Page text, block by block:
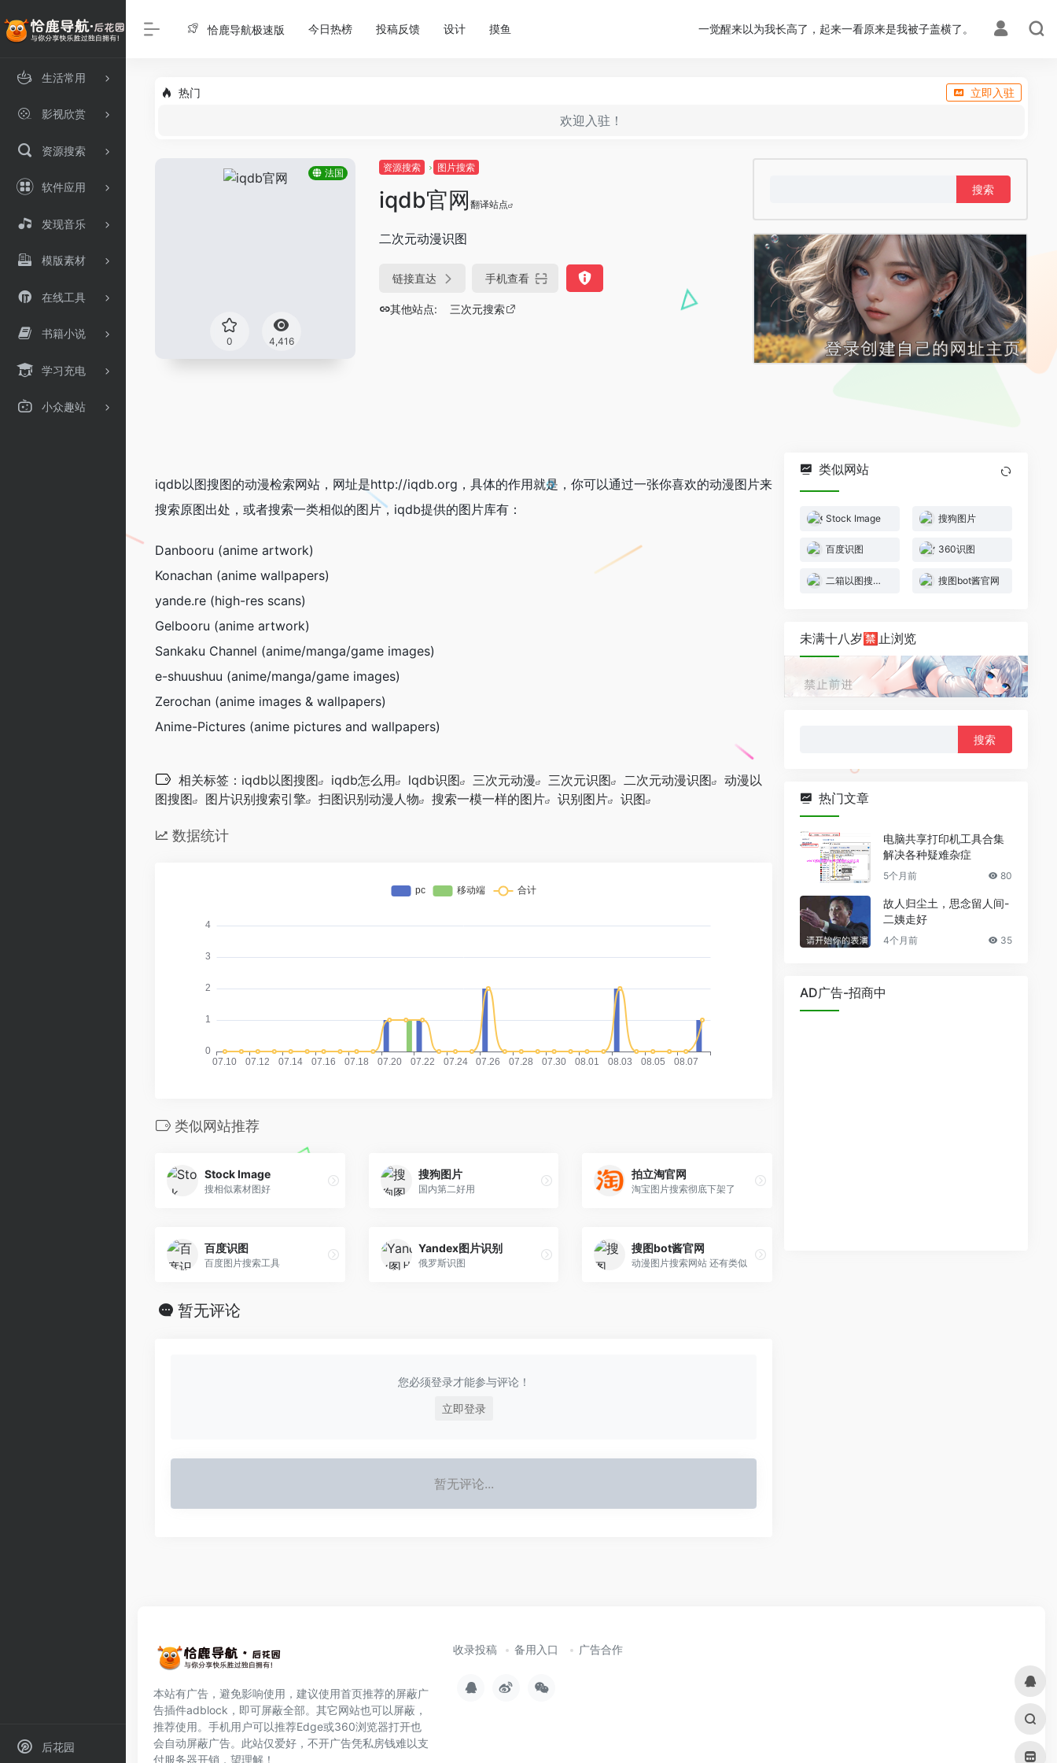
生活常用
影视欣赏
资源搜索
软件应用
发现音乐
模版素材
在线工具
书籍小说
学习充电
小众趣站
后花园
恰鹿导航极速版 今日热榜 投稿反馈 设计 摸鱼 一觉醒来以为我长高了，起来一看原来是我被子盖横了。
热门 立即入驻
欢迎入驻！
法国
0 4,416
资源搜索 图片搜索
iqdb官网 翻译站点
二次元动漫识图
链接直达 手机查看
其他站点: 三次元搜索
iqdb以图搜图的动漫检索网站，网址是http://iqdb.org，具体的作用就是，你可以通过一张你喜欢的动漫图片来
搜索原图出处，或者搜索一类相似的图片，iqdb提供的图片库有：
Danbooru (anime artwork)
Konachan (anime wallpapers)
yande.re (high-res scans)
Gelbooru (anime artwork)
Sankaku Channel (anime/manga/game images)
e-shuushuu (anime/manga/game images)
Zerochan (anime images & wallpapers)
Anime-Pictures (anime pictures and wallpapers)
相关标签： iqdb以图搜图 iqdb怎么用 lqdb识图 三次元动漫 三次元识图 二次元动漫识图
动漫以
图搜图
图片识别搜索引擎 扫图识别动漫人物 搜索一模一样的图片 识别图片 识图
数据统计
类似网站推荐
Stock Image
搜相似素材图好
搜狗图片
国内第二好用
拍立淘官网
淘宝图片搜索彻底下架了
百度识图
百度图片搜索工具
Yandex图片识别
俄罗斯识图
搜图bot酱官网
动漫图片搜索网站 还有类似
暂无评论
您必须登录才能参与评论！
立即登录
暂无评论...
类似网站
Stock Image 搜狗图片
百度识图 360识图
二箱以图搜图官网 搜图bot酱官网
未满十八岁🈲止浏览
热门文章
电脑共享打印机工具合集
解决各种疑难杂症
5个月前 80
故人归尘土，思念留人间-
二姨走好
4个月前 35
AD广告-招商中
本站有广告，避免影响使用，建议使用首页推荐的屏蔽广
告插件adblock ，即可屏蔽全部。其它网站也可以屏蔽，
推荐使用。手机用户可以推荐Edge或360浏览器打开也
会自动屏蔽广告。此站仅爱好，不开广告凭私房钱难以支
付服务器开销，望理解！
收录投稿 备用入口 广告合作